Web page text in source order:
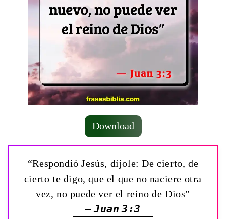
Download
“Respondió Jesús, díjole: De cierto, de
cierto te digo, que el que no naciere otra
vez, no puede ver el reino de Dios”
— Juan 3:3